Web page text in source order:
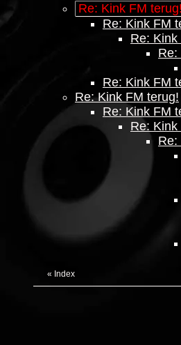
Re: Kink FM
Re: Kink FM
Re:
Re:
Re: Kink FM
Re: Kink FM terug!
Re: Kink FM
Re: Kink
Re:
« Index